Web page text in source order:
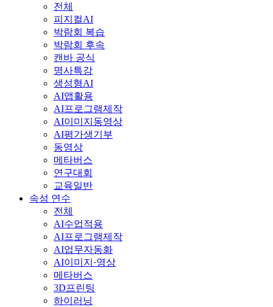
전체
피지컬AI
박람회 복습
박람회 후속
캔바 공식
명사특강
생성형AI
AI앱활용
AI프로그램제작
AI이미지동영상
AI평가생기부
동영상
메타버스
연구대회
교육일반
속성 연수
전체
AI수업적용
AI프로그램제작
AI업무자동화
AI이미지·영상
메타버스
3D프린팅
하이러닝